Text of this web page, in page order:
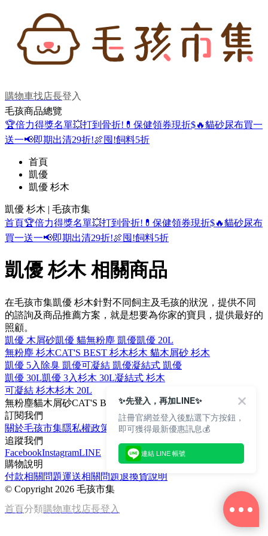
購物車找店長登入
毛孩商品總覽
🏆倍力得獎名單💥打到骨折! 💊保健領券現折$🔥貓砂尿布買一
送一📢即期出清29折!🍖囤!飼料5折
首頁
凱優
凱優 杉木
凱優 杉木 | 毛孩市集
首頁🏆倍力得獎名單💥打到骨折! 💊保健領券現折$🔥貓砂尿布
買一送一📢即期出清29折!🍖囤!飼料5折
凱優 杉木 相關商品
在毛孩市集凱優 杉木針對不同飼主及毛孩的狀況，提供不同
的諮詢及商品推薦方案，就是想要為你家的寶貝，提供最好的
照顧。
凱優 木屑砂凱優 貓無粉塵 凱優凱優 20L
無粉塵 杉木CAT'S BEST 杉木杉木 貓木屑砂 杉木
凱優 5入 除臭 凱優可凝結 凱優凝結式 凱優
凱優 30L凱優 3入杉木 30L凝結式 杉木
可凝結 杉木杉木 20L
無粉塵貓木屑砂CAT'S BEST凝結式
訂閱我們
關於毛孩市集隱私權政策
文章
追蹤我們
FacebookInstagramLINE
購物說明
付款相關問題運送相關問題退換貨說明
© Copyright 2026 毛孩市集
首頁分類購物車找店長登入
✨先登入，再加LINE✨
註冊官網並登入後點選下方按鈕，
即可獲得最新優惠訊息💰
連結 LINE 帳號